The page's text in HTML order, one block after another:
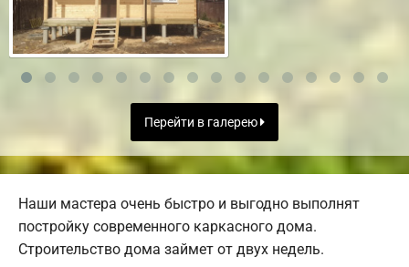
Перейти в галерею
Наши мастера очень быстро и выгодно выполнят
постройку современного каркасного дома.
Строительство дома займет от двух недель.